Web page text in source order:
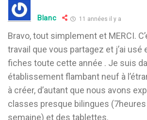
Blanc 11 années il y a
Bravo, tout simplement et MERCI.
travail que vous partagez et j’ai usé
fiches toute cette année . Je suis
établissement flambant neuf à
à créer, d’autant que nous avons
classes presque bilingues (7heures
semaine) et des tablettes.